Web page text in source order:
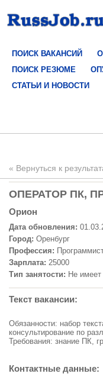
ПОИСК ВАКАНСИЙ
ПОИСК РЕЗЮМЕ
СТАТЬИ И НОВОСТИ
« Вернуться к
ОПЕРАТОР ПК,
Орион
Дата обновления:
Город: Оренбург
Профессия:
Зарплата: 25000
Тип занятости: Не имеет
Текст вакансии:
Обязанности: набор
консультирование по
Требования: знание ПК,
Контактные данные: